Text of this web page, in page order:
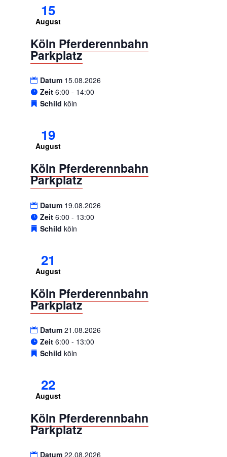
15
August
Köln Pferderennbahn
Parkplatz
Datum 15.08.2026
Zeit 6:00 - 14:00
Schild köln
19
August
Köln Pferderennbahn
Parkplatz
Datum 19.08.2026
Zeit 6:00 - 13:00
Schild köln
21
August
Köln Pferderennbahn
Parkplatz
Datum 21.08.2026
Zeit 6:00 - 13:00
Schild köln
22
August
Köln Pferderennbahn
Parkplatz
Datum 22.08.2026